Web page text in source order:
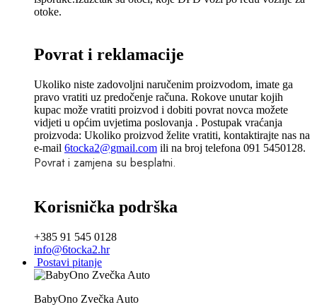
otoke.
Povrat i reklamacije
Ukoliko niste zadovoljni naručenim proizvodom, imate ga
pravo vratiti uz predočenje računa. Rokove unutar kojih
kupac može vratiti proizvod i dobiti povrat novca možete
vidjeti u općim uvjetima poslovanja . Postupak vraćanja
proizvoda: Ukoliko proizvod želite vratiti, kontaktirajte nas na
e-mail 6tocka2@gmail.com ili na broj telefona 091 5450128.
Povrat i zamjena su besplatni.
Korisnička podrška
+385 91 545 0128
info@6tocka2.hr
Postavi pitanje
BabyOno Zvečka Auto